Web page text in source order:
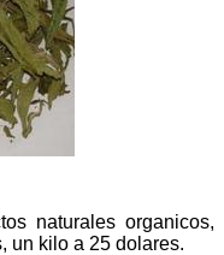
naturales organicos,
un kilo a 25 dolares.